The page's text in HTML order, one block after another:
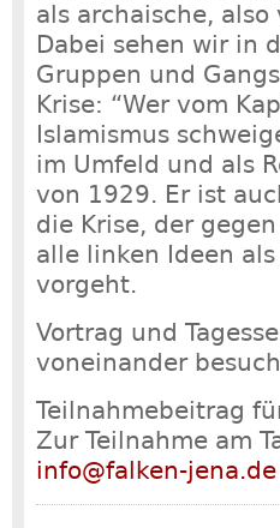
als archaische,
Dabei sehen wir in
Gruppen und
Krise: “Wer vom
Islamismus
im Umfeld und als
von 1929. Er ist
die Krise, der
alle linken Ideen
vorgeht.
Vortrag und
voneinander
Teilnahmebeitrag
Zur Teilnahme am
info@falken-jena.de